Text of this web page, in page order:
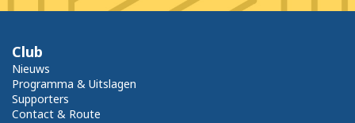
Club
Nieuws
Programma & Uitslagen
Supporters
Contact & Route